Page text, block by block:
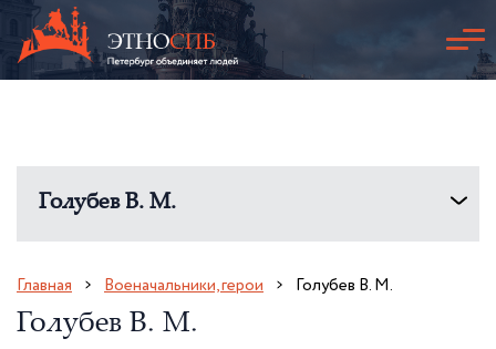
Голубев В. М.
Главная Военачальники, герои Голубев В. М.
Голубев В. М.